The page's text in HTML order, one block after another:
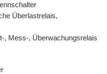
Überlastrelais,
, Mess-, Überwachungsrelais